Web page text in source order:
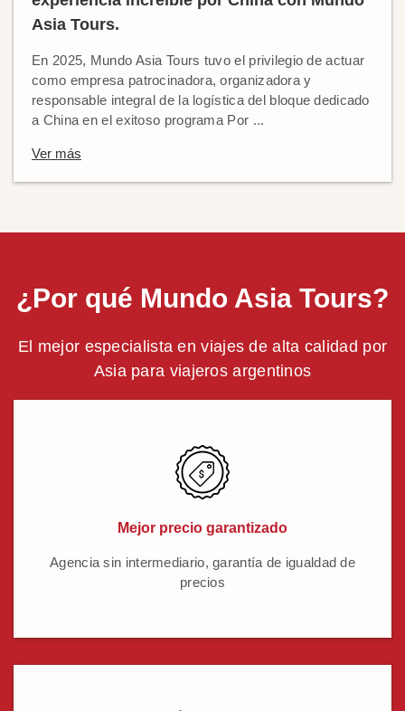
Asia Tours.
En 2025, Mundo Asia Tours tuvo el privilegio de actuar
como empresa patrocinadora, organizadora y
responsable integral de la logística del bloque dedicado
a China en el exitoso programa Por ...
Ver más
¿Por qué Mundo Asia Tours?
El mejor especialista en viajes de alta calidad por
Asia para viajeros argentinos
Mejor precio garantizado
Agencia sin intermediario, garantía de igualdad de
precios